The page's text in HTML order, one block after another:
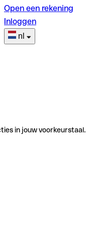
Open een rekening
Inloggen
nl
in jouw voorkeurstaal.